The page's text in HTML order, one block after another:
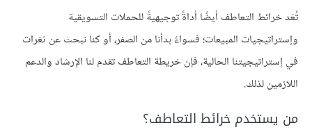
تُعَد خرائط التعاطف أيضًا أداةً توجيهيةً للحملات التسويقية
وإستراتيجيات المبيعات؛ فسواءً بدأنا من الصفر، أو كنا نبحث عن ثغرات
في إستراتيجيتنا الحالية، فإن خريطة التعاطف تقدم لنا الإرشاد والدعم
اللازمين لذلك.
من يستخدم خرائط التعاطف؟